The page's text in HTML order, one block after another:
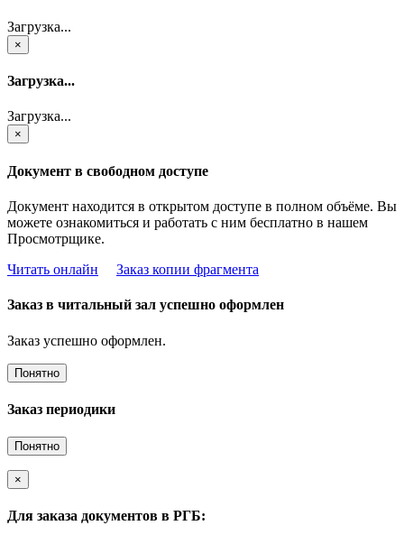
Загрузка...
×
Загрузка...
Загрузка...
×
Документ в свободном доступе
Документ находится в открытом доступе в полном объёме. Вы
можете ознакомиться и работать с ним бесплатно в нашем
Просмотрщике.
Читать онлайн
Заказ копии фрагмента
Заказ в читальный зал успешно оформлен
Заказ успешно оформлен.
Понятно
Заказ периодики
Понятно
×
Для заказа документов в РГБ: